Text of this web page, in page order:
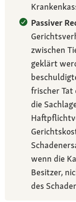
Passiver
zwischen
geklärt
frischer
die
wenn die
Besitzer,
des